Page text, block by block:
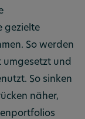
gezielte
So werden
umgesetzt und
So sinken
näher,